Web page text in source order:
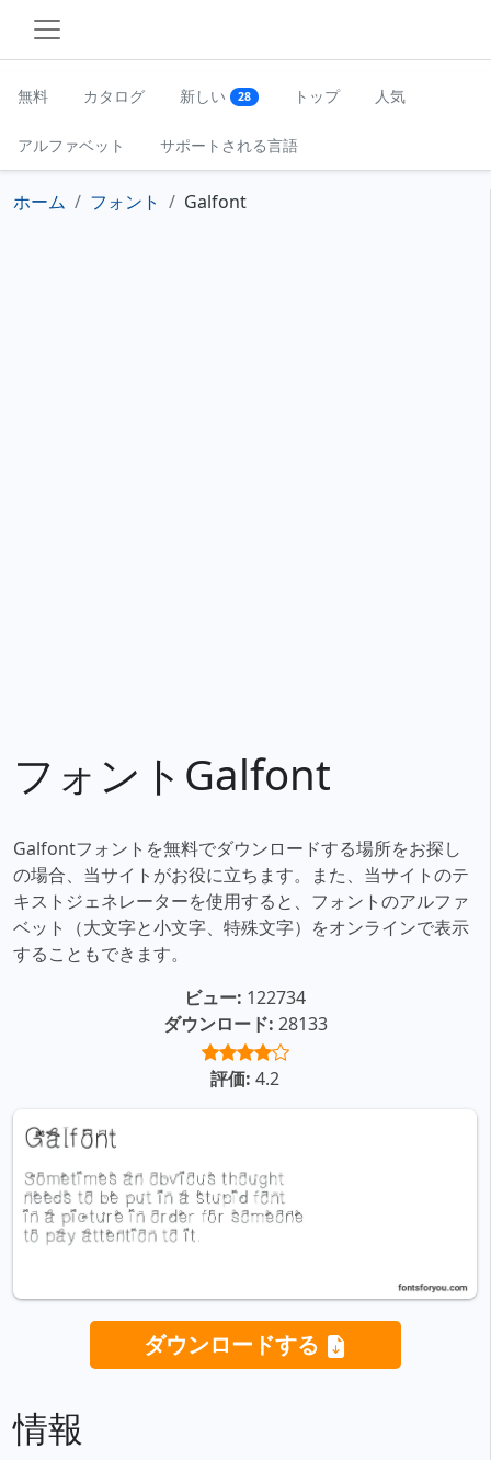
無料 カタログ 新しい 28 トップ 人気
アルファベット サポートされる言語
ホーム フォント Galfont
フォントGalfont
Galfontフォントを無料でダウンロードする場所をお探し
の場合、当サイトがお役に立ちます。また、当サイトのテ
キストジェネレーターを使用すると、フォントのアルファ
ベット（大文字と小文字、特殊文字）をオンラインで表示
することもできます。
ビュー: 122734
ダウンロード: 28133
評価: 4.2
ダウンロードする
情報